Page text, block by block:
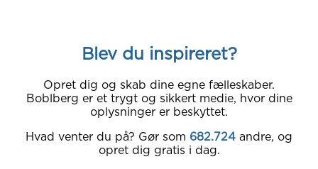
Blev du inspireret?
Opret dig og skab dine egne fælleskaber.
Boblberg er et trygt og sikkert medie, hvor dine
oplysninger er beskyttet.
Hvad venter du på? Gør som 682.724 andre, og
opret dig gratis i dag.